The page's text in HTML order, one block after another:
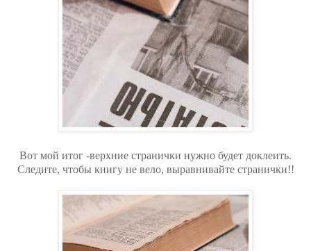
Вот мой итог -верхние странички нужно будет доклеить.
Следите, чтобы книгу не вело, выравнивайте странички!!